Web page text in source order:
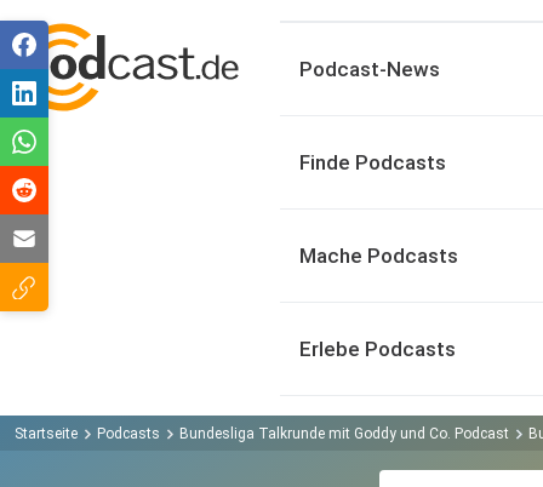
Podcast-News
Finde Podcasts
Mache Podcasts
Erlebe Podcasts
Startseite Podcasts Bundesliga Talkrunde mit Goddy und Co. Podcast